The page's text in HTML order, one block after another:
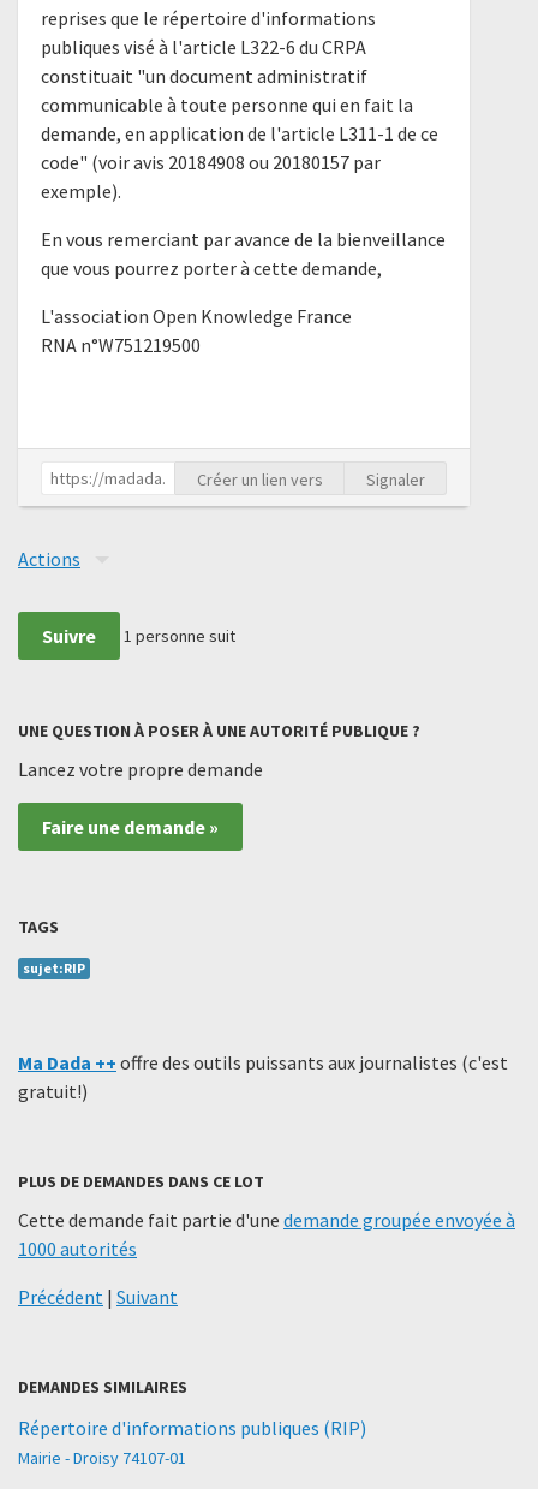
reprises que le répertoire d'informations
publiques visé à l'article L322-6 du CRPA
constituait "un document administratif
communicable à toute personne qui en fait la
demande, en application de l'article L311-1 de ce
code" (voir avis 20184908 ou 20180157 par
exemple).
En vous remerciant par avance de la bienveillance
que vous pourrez porter à cette demande,
L'association Open Knowledge France
RNA n°W751219500
Créer un lien vers Signaler
Actions
Suivre 1 personne suit
UNE QUESTION À POSER À UNE AUTORITÉ PUBLIQUE ?
Lancez votre propre demande
Faire une demande »
TAGS
sujet:RIP
Ma Dada ++ offre des outils puissants aux journalistes (c'est
gratuit!)
PLUS DE DEMANDES DANS CE LOT
Cette demande fait partie d'une demande groupée envoyée à
1000 autorités
Précédent | Suivant
DEMANDES SIMILAIRES
Répertoire d'informations publiques (RIP)
Mairie - Droisy 74107-01